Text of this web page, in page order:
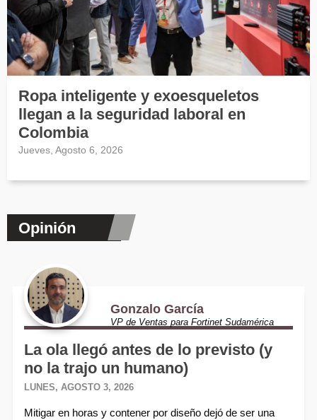
Ropa inteligente y exoesqueletos
llegan a la seguridad laboral en
Colombia
Jueves, Agosto 6, 2026
Opinión
Gonzalo García
VP de Ventas para Fortinet Sudamérica
La ola llegó antes de lo previsto (y
no la trajo un humano)
LUNES, AGOSTO 3, 2026
Mitigar en horas y contener por diseño dejó de ser una